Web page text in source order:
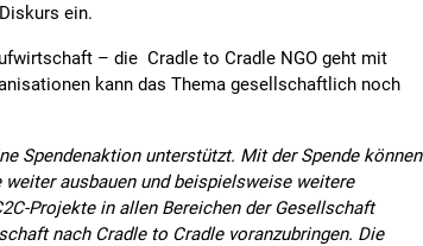
ein.
– die Cradle to Cradle NGO geht mit
kann das Thema gesellschaftlich noch
Spendenaktion unterstützt. Mit der Spende können
ausbauen und beispielsweise weitere
Projekte in allen Bereichen der Gesellschaft
nach Cradle to Cradle voranzubringen. Die